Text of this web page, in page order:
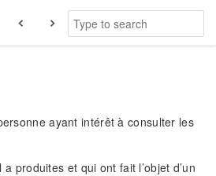
ayant intérêt à consulter les
a produites et qui ont fait l’objet d’un